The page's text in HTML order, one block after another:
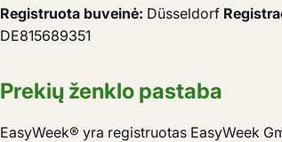
Registruota buveinė: Düsseldorf
DE815689351
Prekių ženklo pastaba
EasyWeek® yra registruotas EasyWeek